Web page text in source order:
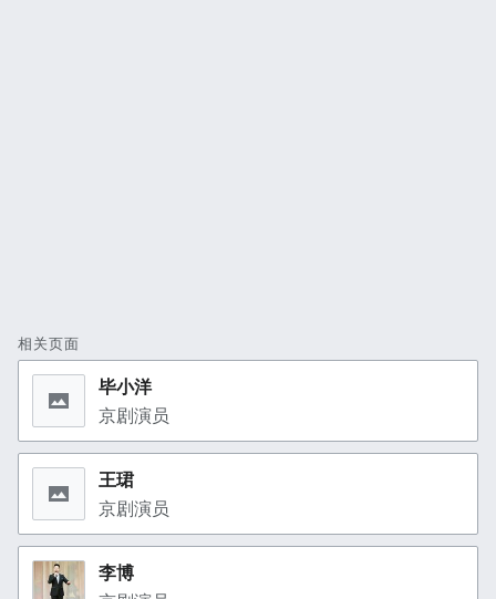
相关页面
毕小洋
京剧演员
王珺
京剧演员
李博